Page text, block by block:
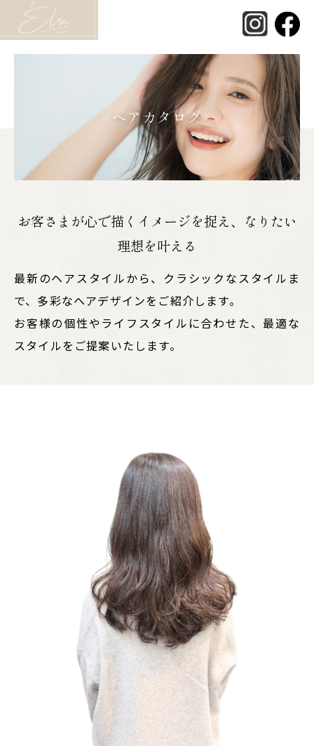
ヘアカタログ
お客さまが心で描くイメージを捉え、なりたい
理想を叶える
最新のヘアスタイルから、クラシックなスタイルま
で、多彩なヘアデザインをご紹介します。
お客様の個性やライフスタイルに合わせた、最適な
スタイルをご提案いたします。​​​​​​​